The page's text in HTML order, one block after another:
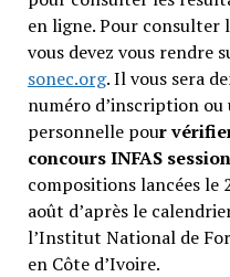
en ligne. Pour consulter
vous devez vous rendre
sonec.org. Il vous sera
numéro d’inscription
personnelle pour
concours INFAS
compositions lancées le
août d’après le
l’Institut National de
en Côte d’Ivoire.